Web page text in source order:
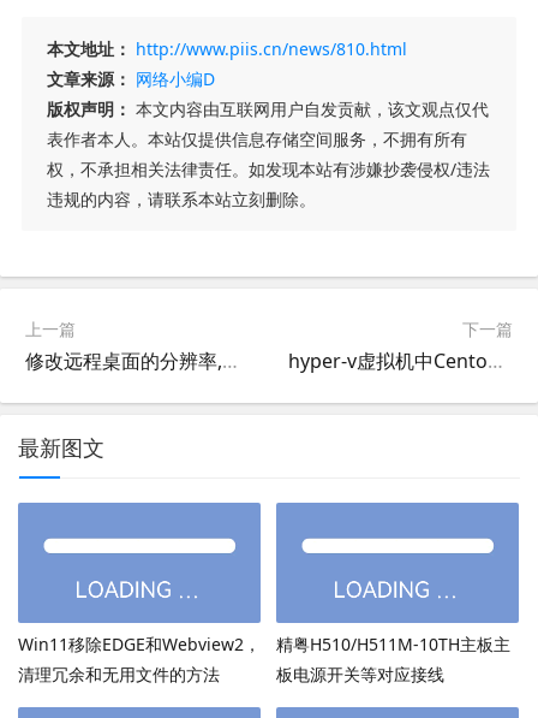
本文地址： http://www.piis.cn/news/810.html
文章来源： 网络小编D
版权声明： 本文内容由互联网用户自发贡献，该文观点仅代
表作者本人。本站仅提供信息存储空间服务，不拥有所有
权，不承担相关法律责任。如发现本站有涉嫌抄袭侵权/违法
违规的内容，请联系本站立刻删除。
上一篇
修改远程桌面的分辨率,修改WIN2012远程桌面图标大小,修改WIN2008远程系统图片放大缩小
下一篇
hyper-v虚拟机中Centos的优化
最新图文
Win11移除EDGE和Webview2，
清理冗余和无用文件的方法
精粤H510/H511M-10TH主板主
板电源开关等对应接线